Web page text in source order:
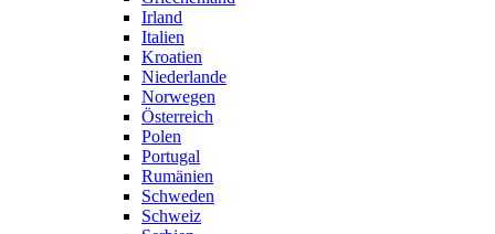
Irland
Italien
Kroatien
Niederlande
Norwegen
Österreich
Polen
Portugal
Rumänien
Schweden
Schweiz